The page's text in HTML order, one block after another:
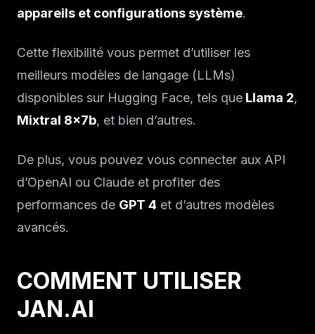
appareils et configurations système.
Cette flexibilité vous permet d’utiliser les
meilleurs modèles de langage (LLMs)
disponibles sur Hugging Face, tels que Llama 2,
Mixtral 8x7b, et bien d’autres.
De plus, vous pouvez vous connecter aux API
d’OpenAI ou Claude et profiter des
performances de GPT 4 et d’autres modèles
avancés.
COMMENT UTILISER
JAN.AI